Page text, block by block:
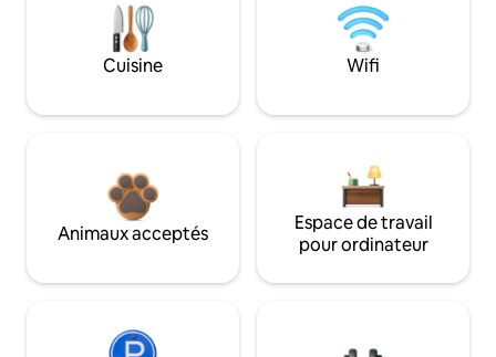
Cuisine Wifi
Animaux acceptés
Espace de travail
pour ordinateur